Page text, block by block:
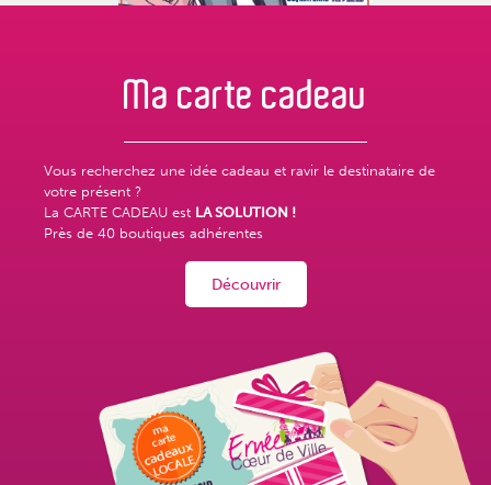
Ma carte cadeau
Vous recherchez une idée cadeau et ravir le destinataire de
votre présent ?
La CARTE CADEAU est LA SOLUTION !
Près de 40 boutiques adhérentes
Découvrir